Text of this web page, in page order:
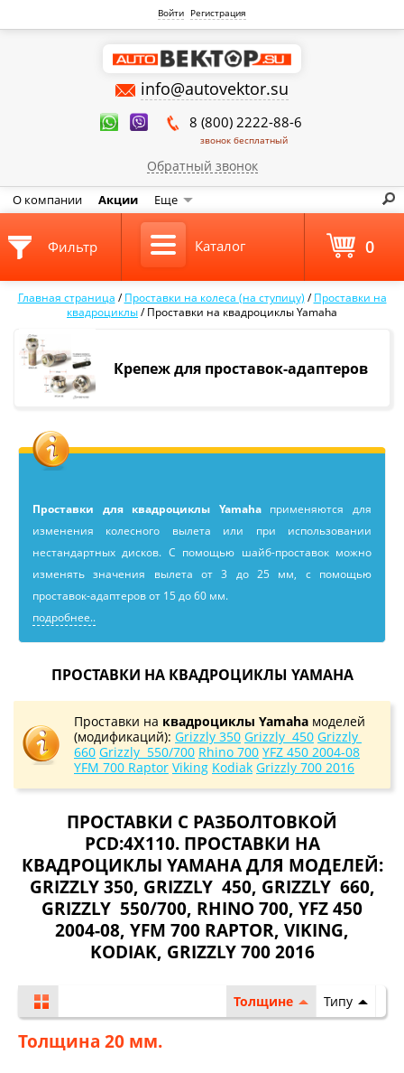
Войти Регистрация
info@autovektor.su
8 (800) 2222-88-6
звонок бесплатный
Обратный звонок
О компании Акции Еще
Главная страница /Проставки на колеса (на ступицу) /Проставки на
квадроциклы/Проставки на квадроциклы Yamaha
Крепеж для проставок-адаптеров
Проставки для квадроциклы Yamahaприменяютcя для
изменения колесного вылета или при использовании
нестандартных дисков. С помощью шайб-проставок можно
изменять значения вылета от 3 до 25 мм, с помощью
проставок-адаптеров от 15 до 60 мм.
подробнее..
ПРОСТАВКИ НА КВАДРОЦИКЛЫ YAMAHA
Проставки на квадроциклы Yamaha моделей
(модификаций): Grizzly 350 Grizzly 450 Grizzly
660 Grizzly 550/700 Rhino 700 YFZ 450 2004-08
YFM 700 Raptor Viking Kodiak Grizzly 700 2016
ПРОСТАВКИ С РАЗБОЛТОВКОЙ
PCD:4X110. ПРОСТАВКИ НА
КВАДРОЦИКЛЫ YAMAHA ДЛЯ МОДЕЛЕЙ:
GRIZZLY 350, GRIZZLY 450, GRIZZLY 660,
GRIZZLY 550/700, RHINO 700, YFZ 450
2004-08, YFM 700 RAPTOR, VIKING,
KODIAK, GRIZZLY 700 2016
Толщине Типу
Толщина 20 мм.
Фильтр Каталог 0